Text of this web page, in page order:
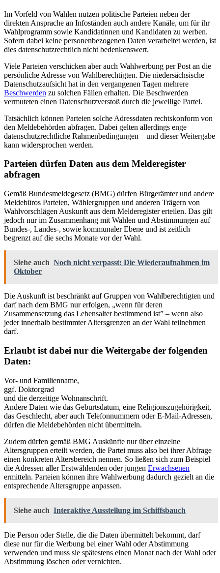
Im Vorfeld von Wahlen nutzen politische Parteien neben der
direkten Ansprache an Infoständen auch andere Kanäle, um für ihr
Wahlprogramm sowie Kandidatinnen und Kandidaten zu werben.
Sofern dabei keine personenbezogenen Daten verarbeitet werden, ist
dies datenschutzrechtlich nicht bedenkenswert.
Viele Parteien verschicken aber auch Wahlwerbung per Post an die
persönliche Adresse von Wahlberechtigten. Die niedersächsische
Datenschutzaufsicht hat in den vergangenen Tagen mehrere
Beschwerden zu solchen Fällen erhalten. Die Beschwerden
vermuteten einen Datenschutzverstoß durch die jeweilige Partei.
Tatsächlich können Parteien solche Adressdaten rechtskonform von
den Meldebehörden abfragen. Dabei gelten allerdings enge
datenschutzrechtliche Rahmenbedingungen – und dieser Weitergabe
kann widersprochen werden.
Parteien dürfen Daten aus dem Melderegister
abfragen
Gemäß Bundesmeldegesetz (BMG) dürfen Bürgerämter und andere
Meldebüros Parteien, Wählergruppen und anderen Trägern von
Wahlvorschlägen Auskunft aus dem Melderegister erteilen. Das gilt
jedoch nur im Zusammenhang mit Wahlen und Abstimmungen auf
Bundes-, Landes-, sowie kommunaler Ebene und ist zeitlich
begrenzt auf die sechs Monate vor der Wahl.
Siehe auch Noch nicht verpasst: Die Wiederaufnahmen im
Oktober
Die Auskunft ist beschränkt auf Gruppen von Wahlberechtigten und
darf nach dem BMG nur erfolgen, „wenn für deren
Zusammensetzung das Lebensalter bestimmend ist” – wenn also
jeder innerhalb bestimmter Altersgrenzen an der Wahl teilnehmen
darf.
Erlaubt ist dabei nur die Weitergabe der folgenden
Daten:
Vor- und Familienname,
ggf. Doktorgrad
und die derzeitige Wohnanschrift.
Andere Daten wie das Geburtsdatum, eine Religionszugehörigkeit,
das Geschlecht, aber auch Telefonnummern oder E-Mail-Adressen,
dürfen die Meldebehörden nicht übermitteln.
Zudem dürfen gemäß BMG Auskünfte nur über einzelne
Altersgruppen erteilt werden, die Partei muss also bei ihrer Abfrage
einen konkreten Altersbereich nennen. So ließen sich zum Beispiel
die Adressen aller Erstwählenden oder jungen Erwachsenen
ermitteln. Parteien können ihre Wahlwerbung dadurch gezielt an die
entsprechende Altersgruppe anpassen.
Siehe auch Interaktive Ausstellung im Schiffsbauch
Die Person oder Stelle, die die Daten übermittelt bekommt, darf
diese nur für die Werbung bei einer Wahl oder Abstimmung
verwenden und muss sie spätestens einen Monat nach der Wahl oder
Abstimmung löschen oder vernichten.